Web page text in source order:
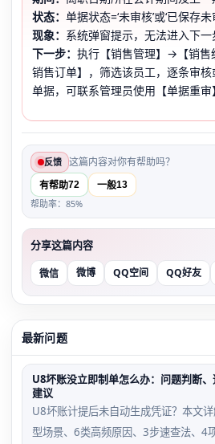
状态： 单据状态=‘未审核’或‘已保存未
现象： 系统弹窗提示，无法进入下一
下一步： 执行【销售管理】→【销
销售订单】，筛选该员工，逐条审
单据，可联系管理员使用【单据重审
反馈 这篇内容对你有帮助吗？
有帮助72 一般13
帮助率：85%
分享这篇内容
微信 微博 QQ空间 QQ好友
最新问题
U8坏账没立即制单怎么办：问题判断
建议
U8坏账计提后未自动生成凭证？本文
型场景、6类高频原因、3步速查法、4